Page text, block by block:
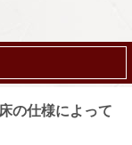
の仕様によって